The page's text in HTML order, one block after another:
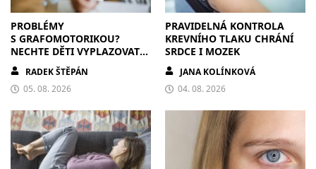
PROBLÉMY
S GRAFOMOTORIKOU?
NECHTE DĚTI VYPLAZOVAT
JAZYK A MALOVAT PO
ZDECHRADEK ŠTĚPÁN
05. 08. 2026
PRAVIDELNÁ KONTROLA
KREVNÍHO TLAKU CHRÁNÍ
SRDCE I MOZEK
JANA KOLÍNKOVÁ
04. 08. 2026